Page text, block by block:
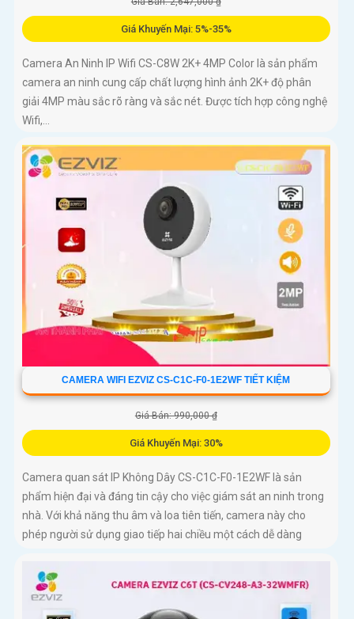
Giá Khuyến Mại: 5%-35%
Camera An Ninh IP Wifi CS-C8W 2K+ 4MP Color là sản phẩm
camera an ninh cung cấp chất lượng hình ảnh 2K+ độ phân
giải 4MP màu sắc rõ ràng và sắc nét. Được tích hợp công nghệ
Wifi,...
CAMERA WIFI EZVIZ CS-C1C-F0-1E2WF TIẾT KIỆM
Giá Bán: 990,000 ₫
Giá Khuyến Mại: 30%
Camera quan sát IP Không Dây CS-C1C-F0-1E2WF là sản
phẩm hiện đại và đáng tin cậy cho việc giám sát an ninh trong
nhà. Với khả năng thu âm và loa tiên tiến, camera này cho
phép người sử dụng giao tiếp hai chiều một cách dễ dàng